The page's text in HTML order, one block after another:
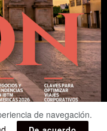
de navegación.